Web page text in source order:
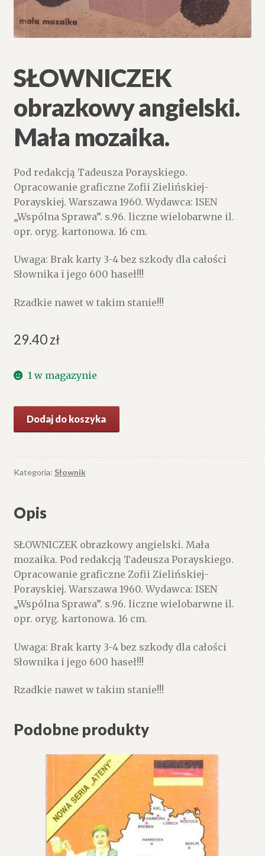
SŁOWNICZEK
obrazkowy angielski.
Mała mozaika.
Pod redakcją Tadeusza Porayskiego.
Opracowanie graficzne Zofii Zielińskiej-
Porayskiej. Warszawa 1960. Wydawca: ISEN
„Wspólna Sprawa”. s.96. liczne wielobarwne il.
opr. oryg. kartonowa. 16 cm.
Uwaga: Brak karty 3-4 bez szkody dla całości
Słownika i jego 600 haseł!!!
Rzadkie nawet w takim stanie!!!
29.40zł
1 w magazynie
SŁOWNICZEK
angielski.
Mała
Dodaj do koszyka
Kategoria: Słownik
Opis
SŁOWNICZEK obrazkowy angielski. Mała
mozaika. Pod redakcją Tadeusza Porayskiego.
Opracowanie graficzne Zofii Zielińskiej-
Porayskiej. Warszawa 1960. Wydawca: ISEN
„Wspólna Sprawa”. s.96. liczne wielobarwne il.
opr. oryg. kartonowa. 16 cm.
Uwaga: Brak karty 3-4 bez szkody dla całości
Słownika i jego 600 haseł!!!
Rzadkie nawet w takim stanie!!!
Podobne produkty